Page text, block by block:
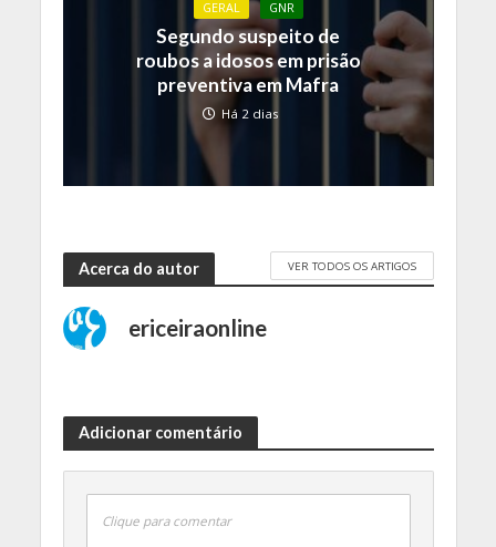
GERAL GNR
Segundo suspeito de
roubos a idosos em prisão
preventiva em Mafra
Há 2 dias
Acerca do autor VER TODOS OS ARTIGOS
ericeiraonline
Adicionar comentário
Clique para comentar